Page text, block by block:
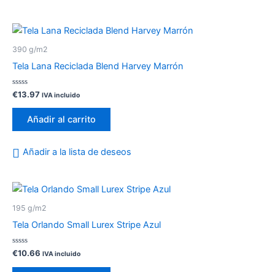
390 g/m2
Tela Lana Reciclada Blend Harvey Marrón
Valorado
con
0
€13.97 IVA incluido
Añadir al carrito
Añadir a la lista de deseos
195 g/m2
Tela Orlando Small Lurex Stripe Azul
Valorado
con
0
€10.66 IVA incluido